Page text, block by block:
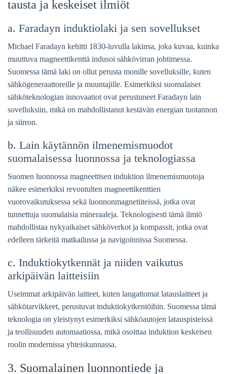
tausta ja keskeiset ilmiöt
a. Faradayn induktiolaki ja sen sovellukset
Michael Faradayn kehitti 1830-luvulla lakinsa, joka kuvaa, kuinka
muuttuva magneettikenttä indusoi sähkövirran johtimessa.
Suomessa tämä laki on ollut perusta monille sovelluksille, kuten
sähkögeneraattoreille ja muuntajille. Esimerkiksi suomalaiset
sähköteknologian innovaatiot ovat perustuneet Faradayn lain
sovelluksiin, mikä on mahdollistanut kestävän energian tuotannon
ja siirron.
b. Lain käytännön ilmenemismuodot
suomalaisessa luonnossa ja teknologiassa
Suomen luonnossa magneettisen induktion ilmenemismuotoja
näkee esimerkiksi revontulten magneettikenttien
vuorovaikutuksessa sekä luonnonmagnetiiteissä, jotka ovat
tunnettuja suomalaisia mineraaleja. Teknologisesti tämä ilmiö
mahdollistaa nykyaikaiset sähköverkot ja kompassit, jotka ovat
edelleen tärkeitä matkailussa ja navigoinnissa Suomessa.
c. Induktiokytkennät ja niiden vaikutus
arkipäivän laitteisiin
Useimmat arkipäivän laitteet, kuten langattomat latauslaitteet ja
sähkötarvikkeet, perustuvat induktiokytkentöihin. Suomessa tämä
teknologia on yleistynyt esimerkiksi sähköautojen latauspisteissä
ja teollisuuden automaatiossa, mikä osoittaa induktion keskeisen
roolin modernissa yhteiskunnassa.
3. Suomalainen luonnontiede ja